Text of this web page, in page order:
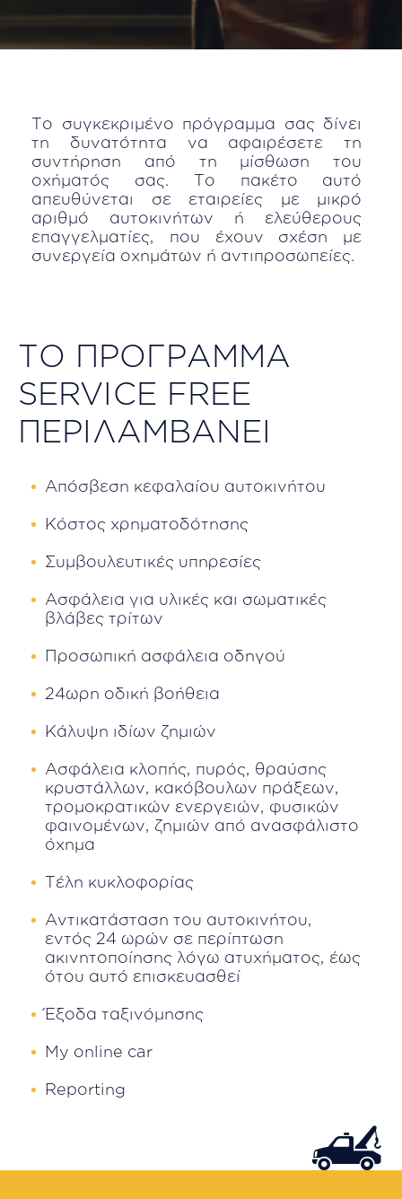
Το συγκεκριμένο πρόγραμμα σας δίνει
τη δυνατότητα να αφαιρέσετε τη
συντήρηση από τη μίσθωση του
οχήματός σας. Το πακέτο αυτό
απευθύνεται σε εταιρείες με μικρό
αριθμό αυτοκινήτων ή ελεύθερους
επαγγελματίες, που έχουν σχέση με
συνεργεία οχημάτων ή αντιπροσωπείες.
ΤΟ ΠΡΟΓΡΑΜΜΑ
SERVICE FREE
ΠΕΡΙΛΑΜΒΑΝΕΙ
Απόσβεση κεφαλαίου αυτοκινήτου
Κόστος χρηματοδότησης
Συμβουλευτικές υπηρεσίες
Ασφάλεια για υλικές και σωματικές
βλάβες τρίτων
Προσωπική ασφάλεια οδηγού
24ωρη οδική βοήθεια
Κάλυψη ιδίων ζημιών
Ασφάλεια κλοπής, πυρός, θραύσης
κρυστάλλων, κακόβουλων πράξεων,
τρομοκρατικών ενεργειών, φυσικών
φαινομένων, ζημιών από ανασφάλιστο
όχημα
Τέλη κυκλοφορίας
Αντικατάσταση του αυτοκινήτου,
εντός 24 ωρών σε περίπτωση
ακινητοποίησης λόγω ατυχήματος, έως
ότου αυτό επισκευασθεί
Έξοδα ταξινόμησης
My online car
Reporting